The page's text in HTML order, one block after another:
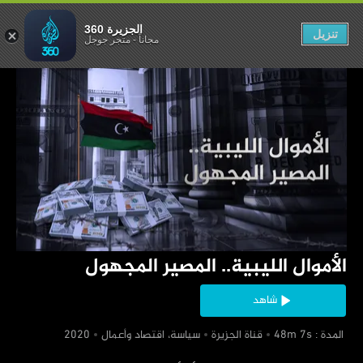
‏الأموال الليبية.. المصير المجهول
شاهد
‏ المدة : 48m 7s
‏قناة الجزيرة ‏سياسة، اقتصاد وأعمال
المصير المجهول
الجزيرة 360
مجاناً-متجر جوجل تنزيل